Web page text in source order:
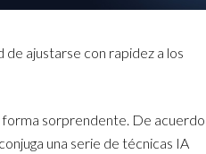
de ajustarse con rapidez a los
forma sorprendente. De acuerdo
una serie de técnicas IA